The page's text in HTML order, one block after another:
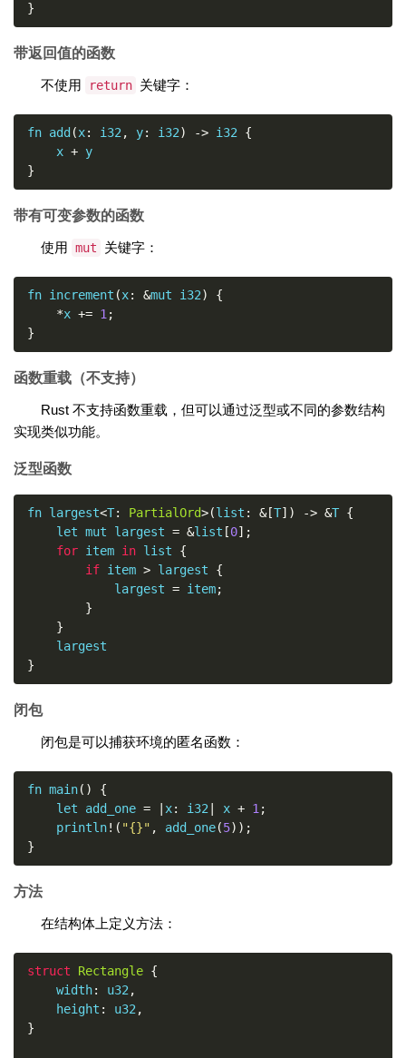
}
带返回值的函数
不使用 return 关键字：
fn add (x: i32 , y: i32) -> i32 {
    x
+
}
带有可变参数的函数
使用 mut 关键字：
fn increment (x: &mut i32)
{
*x += 1 ;
}
函数重载（不支持）
Rust 不支持函数重载，但可以通过泛型或不同的参数结构
实现类似功能。
泛型函数
fn largest<T: PartialOrd>(list : &[T]) -> &T {
    let mut largest
= &list [0];
for item in list {
if item > largest {
            largest
= item;
}
}
}
闭包
闭包是可以捕获环境的匿名函数：
fn main()
{
    let add_one
= x: i32 x + 1 ;
    println
!( "{}" , add_one(5));
}
方法
在结构体上定义方法：
struct Rectangle {
    width
: u32 ,
    height
: u32 ,
}